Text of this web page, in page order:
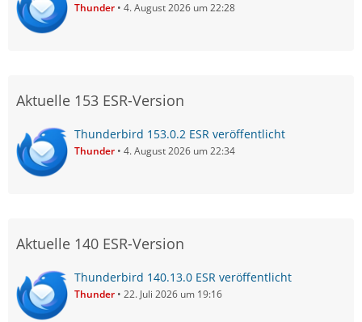
Thunder 4. August 2026 um 22:28
Aktuelle 153 ESR-Version
Thunderbird 153.0.2 ESR veröffentlicht
Thunder 4. August 2026 um 22:34
Aktuelle 140 ESR-Version
Thunderbird 140.13.0 ESR veröffentlicht
Thunder 22. Juli 2026 um 19:16